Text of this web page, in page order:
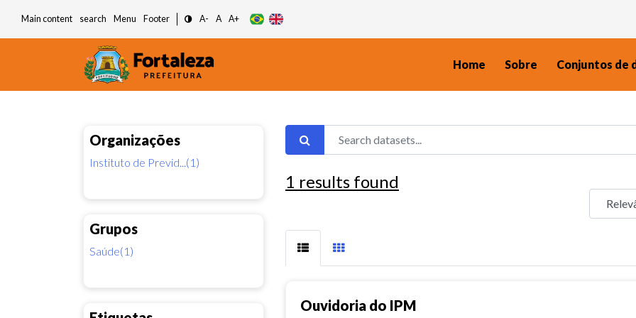
Main content search Menu Footer A- A A+
Home Sobre Conjuntos de
Organizações
Instituto de Previd...(1)
Grupos
Saúde(1)
1 results found
Ouvidoria do IPM